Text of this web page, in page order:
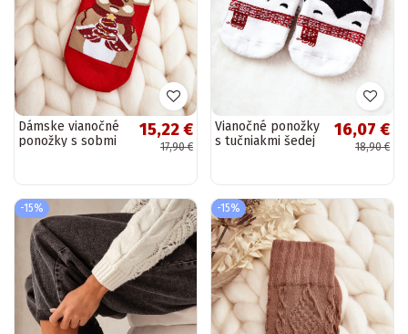
Dámske vianočné
ponožky s sobmi
15,22 €
17,90 €
Vianočné ponožky
s tučniakmi šedej
16,07 €
18,90 €
-15% -15%